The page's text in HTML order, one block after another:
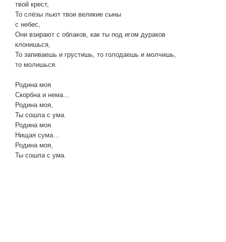
твой крест,
То слёзы льют твои великие сыны
с небес,
Они взирают с облаков, как ты под игом дураков
клонишься,
То запиваешь и грустишь, то голодаешь и молчишь,
то молишься.
Родина моя
Скорбна и нема…
Родина моя,
Ты сошла с ума.
Родина моя
Нищая сума…
Родина моя,
Ты сошла с ума.